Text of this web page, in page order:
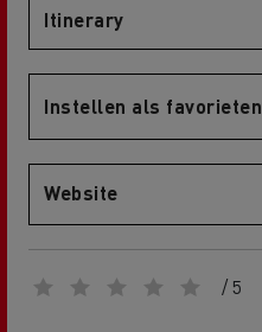
Itinerary
Instellen als favorieten
Website
/ 5